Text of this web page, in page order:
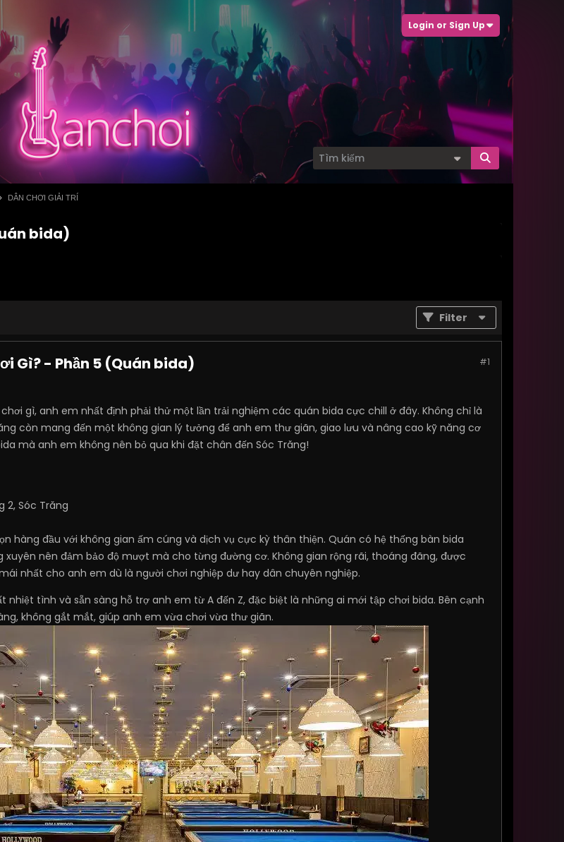
Login or Sign Up
DÂN CHƠI GIẢI TRÍ
bida)
Filter
#1
Gì? - Phần 5 (Quán bida)
gì, anh em nhất định phải thử một lần trải nghiệm các quán bida cực chill ở đây. Không chỉ là
còn mang đến một không gian lý tưởng để anh em thư giãn, giao lưu và nâng cao kỹ năng cơ
mà anh em không nên bỏ qua khi đặt chân đến Sóc Trăng!
2, Sóc Trăng
hàng đầu với không gian ấm cúng và dịch vụ cực kỳ thân thiện. Quán có hệ thống bàn bida
nên đảm bảo độ mượt mà cho từng đường cơ. Không gian rộng rãi, thoáng đãng, được
nhất cho anh em dù là người chơi nghiệp dư hay dân chuyên nghiệp.
nhiệt tình và sẵn sàng hỗ trợ anh em từ A đến Z, đặc biệt là những ai mới tập chơi bida. Bên cạnh
không gắt mắt, giúp anh em vừa chơi vừa thư giãn.